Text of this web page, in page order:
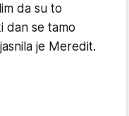
da su to
dan se tamo
je Meredit.